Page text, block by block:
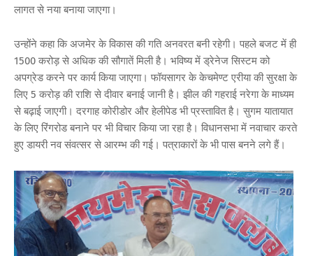
लागत से नया बनाया जाएगा।
उन्होंने कहा कि अजमेर के विकास की गति अनवरत बनी रहेगी। पहले बजट में ही
1500 करोड़ से अधिक की सौगातें मिली है। भविष्य में ड्रेनेज सिस्टम को
अपग्रेड करने पर कार्य किया जाएगा। फॉयसागर के केचमेण्ट एरीया की सुरक्षा के
लिए 5 करोड़ की राशि से दीवार बनाई जानी है। झील की गहराई नरेगा के माध्यम
से बढ़ाई जाएगी। दरगाह कोरीडोर और हेलीपेड भी प्रस्तावित है। सुगम यातायात
के लिए रिंगरोड बनाने पर भी विचार किया जा रहा है। विधानसभा में नवाचार करते
हुए डायरी नव संवत्सर से आरम्भ की गई। पत्राकारों के भी पास बनने लगे हैं।